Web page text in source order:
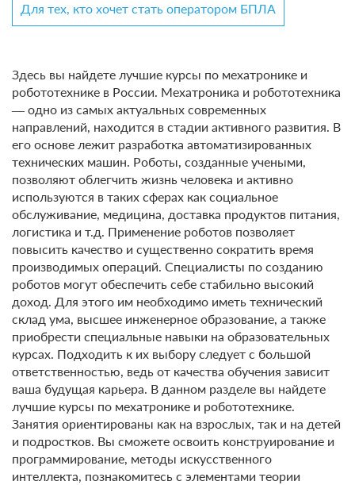
Для тех, кто хочет стать оператором БПЛА
Здесь вы найдете лучшие курсы по мехатронике и
робототехнике в России. Мехатроника и робототехника
― одно из самых актуальных современных
направлений, находится в стадии активного развития. В
его основе лежит разработка автоматизированных
технических машин. Роботы, созданные учеными,
позволяют облегчить жизнь человека и активно
используются в таких сферах как социальное
обслуживание, медицина, доставка продуктов питания,
логистика и т.д. Применение роботов позволяет
повысить качество и существенно сократить время
производимых операций. Специалисты по созданию
роботов могут обеспечить себе стабильно высокий
доход. Для этого им необходимо иметь технический
склад ума, высшее инженерное образование, а также
приобрести специальные навыки на образовательных
курсах. Подходить к их выбору следует с большой
ответственностью, ведь от качества обучения зависит
ваша будущая карьера. В данном разделе вы найдете
лучшие курсы по мехатронике и робототехнике.
Занятия ориентированы как на взрослых, так и на детей
и подростков. Вы сможете освоить конструирование и
программирование, методы искусственного
интеллекта, познакомитесь с элементами теории